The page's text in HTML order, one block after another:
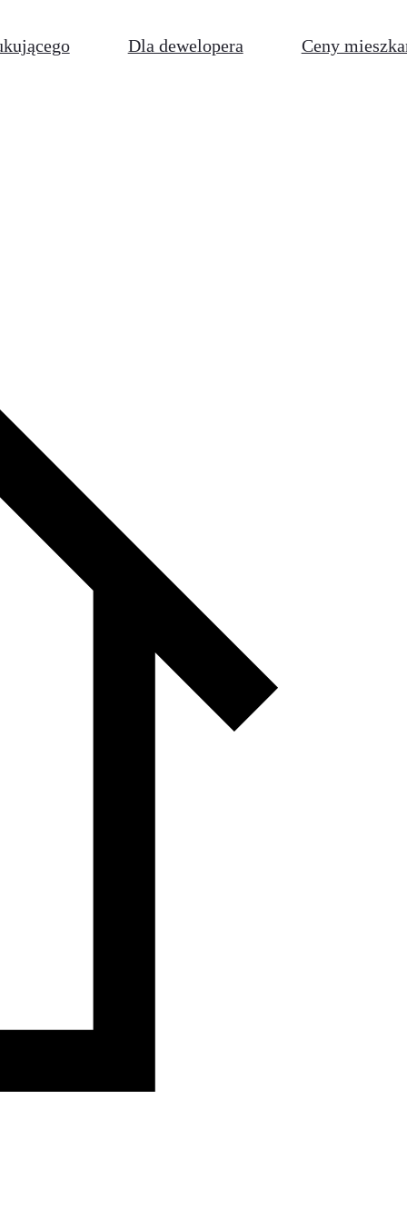
Dla dewelopera Ceny